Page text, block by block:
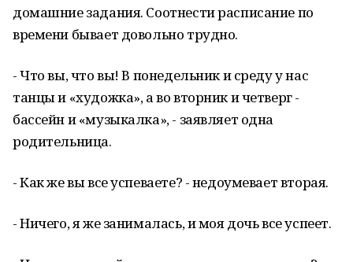
домашние задания. Соотнести расписание по
времени бывает довольно трудно.
- Что вы, что вы! В понедельник и среду у нас
танцы и «художка», а во вторник и четверг -
бассейн и «музыкалка», - заявляет одна
родительница.
- Как же вы все успеваете? - недоумевает вторая.
- Ничего, я же занималась, и моя дочь все успеет.